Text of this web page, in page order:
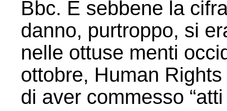
Bbc. E sebbene la
danno, purtroppo, si
nelle ottuse menti
ottobre, Human
di aver commesso